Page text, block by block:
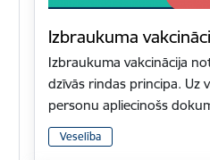
Izbraukuma
Izbraukuma vakcinācija
dzīvās rindas principa. Uz
personu apliecinošs
Veselība